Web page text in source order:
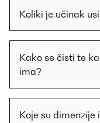
Koliki je učinak
Kako se čisti te
ima?
Koje su